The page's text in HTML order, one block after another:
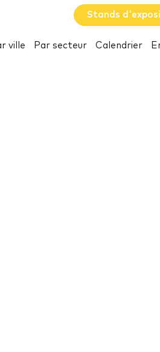
Stands
ville Par secteur Calendrier